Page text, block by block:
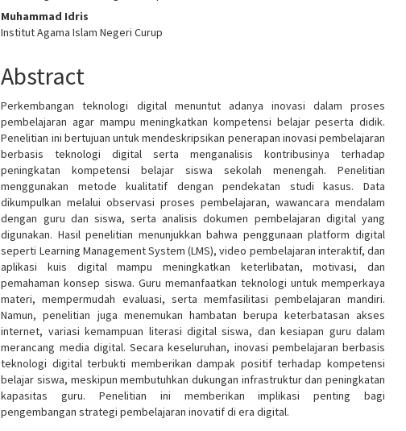
Muhammad Idris
Institut Agama Islam Negeri Curup
Abstract
Perkembangan teknologi digital menuntut adanya inovasi dalam proses
pembelajaran agar mampu meningkatkan kompetensi belajar peserta didik.
Penelitian ini bertujuan untuk mendeskripsikan penerapan inovasi pembelajaran
berbasis teknologi digital serta menganalisis kontribusinya terhadap
peningkatan kompetensi belajar siswa sekolah menengah. Penelitian
menggunakan metode kualitatif dengan pendekatan studi kasus. Data
dikumpulkan melalui observasi proses pembelajaran, wawancara mendalam
dengan guru dan siswa, serta analisis dokumen pembelajaran digital yang
digunakan. Hasil penelitian menunjukkan bahwa penggunaan platform digital
seperti Learning Management System (LMS), video pembelajaran interaktif, dan
aplikasi kuis digital mampu meningkatkan keterlibatan, motivasi, dan
pemahaman konsep siswa. Guru memanfaatkan teknologi untuk memperkaya
materi, mempermudah evaluasi, serta memfasilitasi pembelajaran mandiri.
Namun, penelitian juga menemukan hambatan berupa keterbatasan akses
internet, variasi kemampuan literasi digital siswa, dan kesiapan guru dalam
merancang media digital. Secara keseluruhan, inovasi pembelajaran berbasis
teknologi digital terbukti memberikan dampak positif terhadap kompetensi
belajar siswa, meskipun membutuhkan dukungan infrastruktur dan peningkatan
kapasitas guru. Penelitian ini memberikan implikasi penting bagi
pengembangan strategi pembelajaran inovatif di era digital.